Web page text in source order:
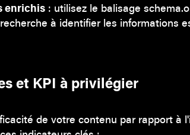
enrichis : utilisez le balisage
à identifier les informations
et KPI à privilégier
de votre contenu par rapport à